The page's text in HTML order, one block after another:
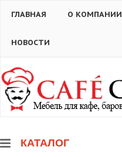
ГЛАВНАЯ О КОМПАНИИ
НОВОСТИ
КАТАЛОГ